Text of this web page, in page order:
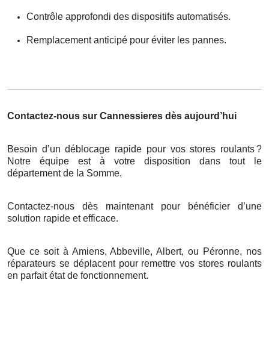
Contrôle approfondi des dispositifs automatisés.
Remplacement anticipé pour éviter les pannes.
Contactez-nous sur Cannessieres dès aujourd’hui
Besoin d’un déblocage rapide pour vos stores roulants?
Notre équipe est à votre disposition dans tout le
département de la Somme.
Contactez-nous dès maintenant pour bénéficier d’une
solution rapide et efficace.
Que ce soit à Amiens, Abbeville, Albert, ou Péronne, nos
réparateurs se déplacent pour remettre vos stores roulants
en parfait état de fonctionnement.